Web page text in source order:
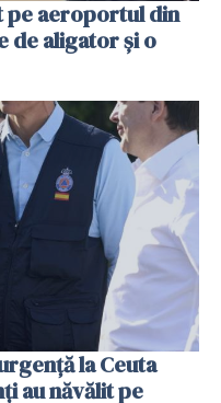
pe aeroportul din
de aligator și o
la Ceuta
au năvălit pe